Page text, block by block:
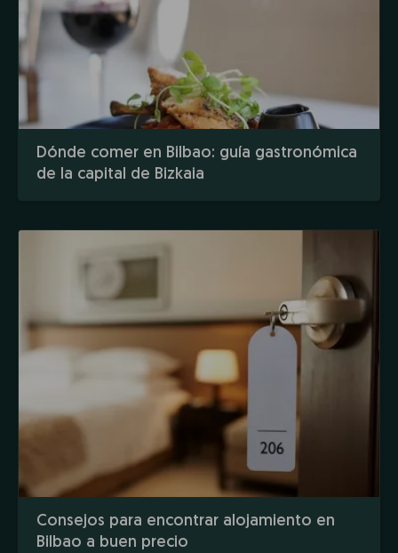
Dónde comer en Bilbao: guía gastronómica
de la capital de Bizkaia
Consejos para encontrar alojamiento en
Bilbao a buen precio